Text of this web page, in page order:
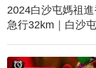
2024白沙屯媽祖
急行32km｜白沙